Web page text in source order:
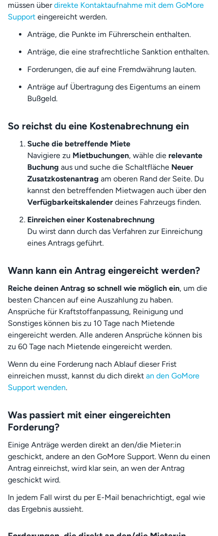
müssen überdirekte Kontaktaufnahme mit dem GoMore
Support eingereicht werden.
Anträge, die Punkte im Führerschein enthalten.
Anträge, die eine strafrechtliche Sanktion enthalten.
Forderungen, die auf eine Fremdwährung lauten.
Anträge auf Übertragung des Eigentums an einem
Bußgeld.
So reichst du eine Kostenabrechnung ein
Suche die betreffende Miete
Navigiere zu Mietbuchungen, wähle die relevante
Buchung aus und suche die Schaltfläche Neuer
Zusatzkostenantrag am oberen Rand der Seite. Du
kannst den betreffenden Mietwagen auch über den
Verfügbarkeitskalender deines Fahrzeugs finden.
Einreichen einer Kostenabrechnung
Du wirst dann durch das Verfahren zur Einreichung
eines Antrags geführt.
Wann kann ein Antrag eingereicht werden?
Reiche deinen Antrag so schnell wie möglich ein, um die
besten Chancen auf eine Auszahlung zu haben.
Ansprüche für Kraftstoffanpassung, Reinigung und
Sonstiges können bis zu 10 Tage nach Mietende
eingereicht werden. Alle anderen Ansprüche können bis
zu 60 Tage nach Mietende eingereicht werden.
Wenn du eine Forderung nach Ablauf dieser Frist
einreichen musst, kannst du dich direkt an den GoMore
Support wenden.
Was passiert mit einer eingereichten
Forderung?
Einige Anträge werden direkt an den/die Mieter:in
geschickt, andere an den GoMore Support. Wenn du einen
Antrag einreichst, wird klar sein, an wen der Antrag
geschickt wird.
In jedem Fall wirst du per E-Mail benachrichtigt, egal wie
das Ergebnis aussieht.